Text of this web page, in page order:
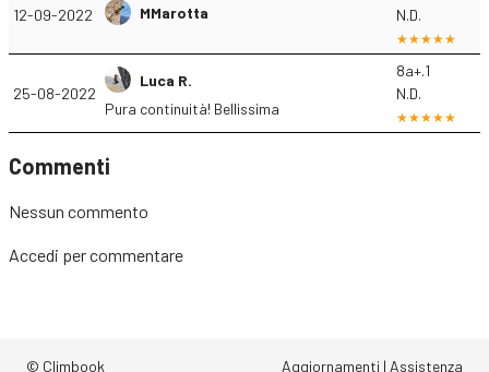
12-09-2022 MMarotta
N.D.
25-08-2022
Luca R.
Pura continuità! Bellissima
8a+.1
N.D.
Commenti
Nessun commento
Accedi per commentare
© Climbook Aggiornamenti | Assistenza